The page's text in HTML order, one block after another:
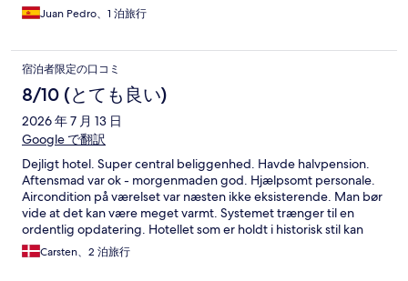
Juan Pedro、1 泊旅行
宿泊者限定の口コミ
8/10 (とても良い)
2026 年 7 月 13 日
Google で翻訳
Dejligt hotel. Super central beliggenhed. Havde halvpension.
Aftensmad var ok - morgenmaden god. Hjælpsomt personale.
Aircondition på værelset var næsten ikke eksisterende. Man bør
vide at det kan være meget varmt. Systemet trænger til en
ordentlig opdatering. Hotellet som er holdt i historisk stil kan
ellers kun anbefales.
Carsten、2 泊旅行